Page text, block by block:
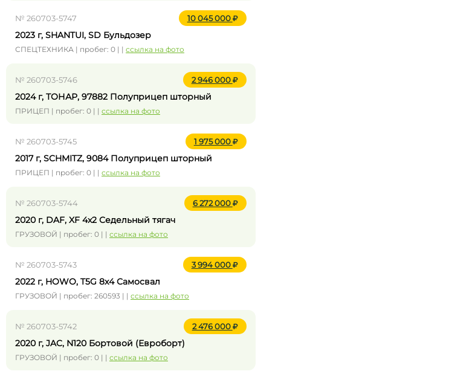
№ 260703-5747 10 045 000
2023 г, SHANTUI, SD Бульдозер
СПЕЦТЕХНИКА | пробег: 0 | | ссылка на фото
№ 260703-5746 2 946 000
2024 г, ТОНАР, 97882 Полуприцеп шторный
ПРИЦЕП | пробег: 0 | | ссылка на фото
№ 260703-5745 1 975 000
2017 г, SCHMITZ, 9084 Полуприцеп шторный
ПРИЦЕП | пробег: 0 | | ссылка на фото
№ 260703-5744 6 272 000
2020 г, DAF, XF 4x2 Седельный тягач
ГРУЗОВОЙ | пробег: 0 | | ссылка на фото
№ 260703-5743 3 994 000
2022 г, HOWO, T5G 8x4 Самосвал
ГРУЗОВОЙ | пробег: 260593 | | ссылка на фото
№ 260703-5742 2 476 000
2020 г, JAC, N120 Бортовой (Евроборт)
ГРУЗОВОЙ | пробег: 0 | | ссылка на фото